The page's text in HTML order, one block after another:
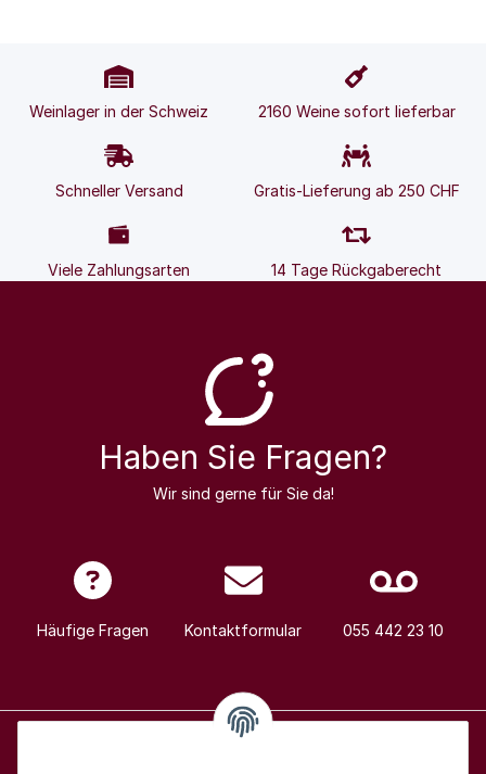
Weinlager in der Schweiz 2160 Weine sofort lieferbar
Schneller Versand Gratis-Lieferung ab 250 CHF
Viele Zahlungsarten 14 Tage Rückgaberecht
Haben Sie Fragen?
Wir sind gerne für Sie da!
Häufige Fragen Kontaktformular 055 442 23 10